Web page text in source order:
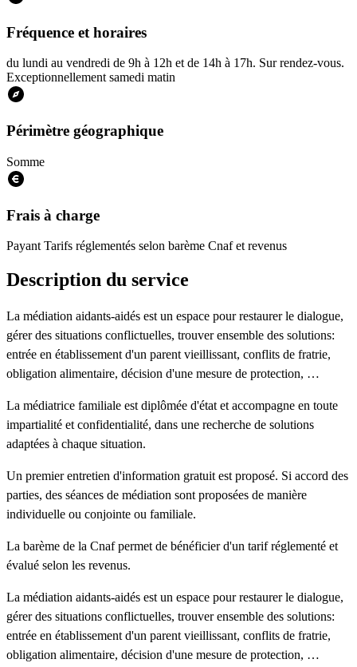
Fréquence et horaires
du lundi au vendredi de 9h à 12h et de 14h à 17h. Sur rendez-vous.
Exceptionnellement samedi matin
Périmètre géographique
Somme
Frais à charge
Payant Tarifs réglementés selon barème Cnaf et revenus
Description du service
La médiation aidants-aidés est un espace pour restaurer le dialogue,
gérer des situations conflictuelles, trouver ensemble des solutions:
entrée en établissement d'un parent vieillissant, conflits de fratrie,
obligation alimentaire, décision d'une mesure de protection, …
La médiatrice familiale est diplômée d'état et accompagne en toute
impartialité et confidentialité, dans une recherche de solutions
adaptées à chaque situation.
Un premier entretien d'information gratuit est proposé. Si accord des
parties, des séances de médiation sont proposées de manière
individuelle ou conjointe ou familiale.
La barème de la Cnaf permet de bénéficier d'un tarif réglementé et
évalué selon les revenus.
La médiation aidants-aidés est un espace pour restaurer le dialogue,
gérer des situations conflictuelles, trouver ensemble des solutions:
entrée en établissement d'un parent vieillissant, conflits de fratrie,
obligation alimentaire, décision d'une mesure de protection, …